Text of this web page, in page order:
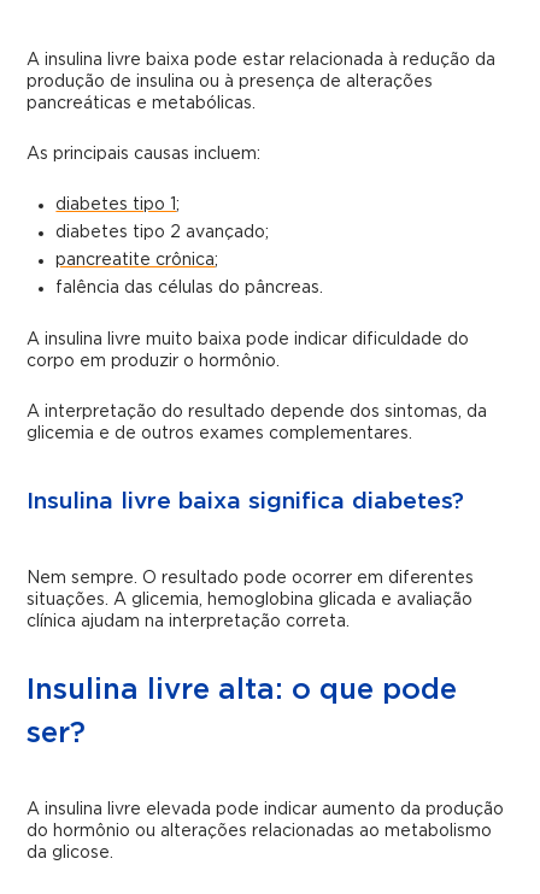
A insulina livre baixa pode estar relacionada à redução da
produção de insulina ou à presença de alterações
pancreáticas e metabólicas.
As principais causas incluem:
diabetes tipo 1;
diabetes tipo 2 avançado;
pancreatite crônica;
falência das células do pâncreas.
A insulina livre muito baixa pode indicar dificuldade do
corpo em produzir o hormônio.
A interpretação do resultado depende dos sintomas, da
glicemia e de outros exames complementares.
Insulina livre baixa significa diabetes?
Nem sempre. O resultado pode ocorrer em diferentes
situações. A glicemia, hemoglobina glicada e avaliação
clínica ajudam na interpretação correta.
Insulina livre alta: o que pode
ser?
A insulina livre elevada pode indicar aumento da produção
do hormônio ou alterações relacionadas ao metabolismo
da glicose.